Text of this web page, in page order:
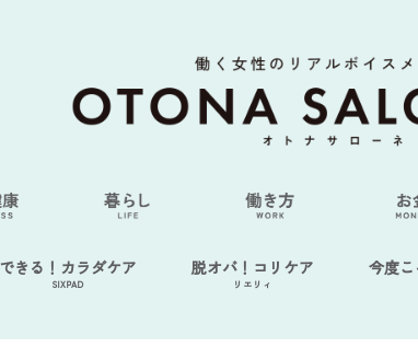
できる！カラダケア
SIXPAD
脱オバ！コリケア
リエリィ
今度